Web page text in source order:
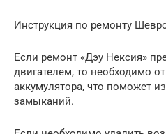
Инструкция по ремонту
Если ремонт «Дэу Нексия»
двигателем, то необходимо
аккумулятора, что поможет
замыканий.